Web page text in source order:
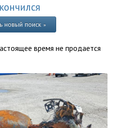
новый поиск »
время не продается